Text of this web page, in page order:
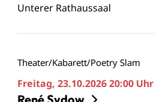
Unterer Rathaussaal
Theater/Kabarett/Poetry Slam
Freitag, 23.10.202620:00 Uhr